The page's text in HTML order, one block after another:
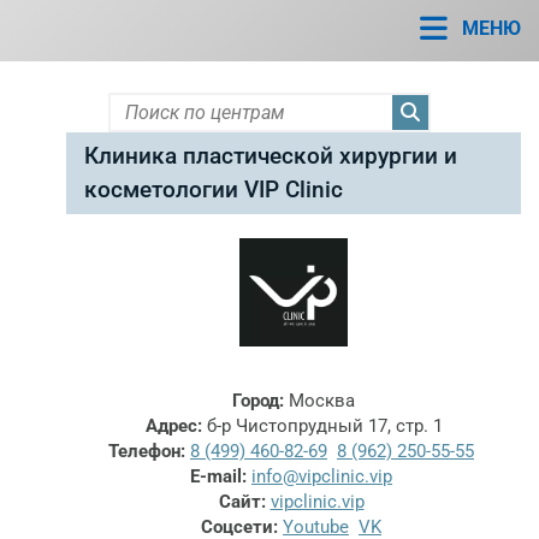
МЕНЮ
ПРАКТИКУЮЩИЕ ЦЕНТРЫ - МОСКВА
Клиника пластической хирургии и
косметологии VIP Clinic
Город: Москва
Адрес:б-р Чистопрудный 17, стр. 1
Телефон: 8 (499) 460-82-69 8 (962) 250-55-55
E-mail: info@vipclinic.vip
Сайт: vipclinic.vip
Соцсети: Youtube VK